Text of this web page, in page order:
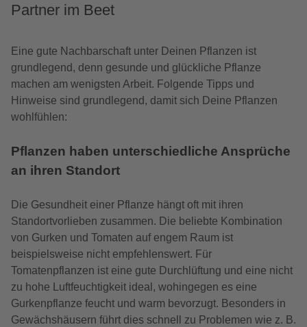
Partner im Beet
Eine gute Nachbarschaft unter Deinen Pflanzen ist
grundlegend, denn gesunde und glückliche Pflanze
machen am wenigsten Arbeit. Folgende Tipps und
Hinweise sind grundlegend, damit sich Deine Pflanzen
wohlfühlen:
Pflanzen haben unterschiedliche Ansprüche
an ihren Standort
Die Gesundheit einer Pflanze hängt oft mit ihren
Standortvorlieben zusammen. Die beliebte Kombination
von Gurken und Tomaten auf engem Raum ist
beispielsweise nicht empfehlenswert. Für
Tomatenpflanzen ist eine gute Durchlüftung und eine nicht
zu hohe Luftfeuchtigkeit ideal, wohingegen es eine
Gurkenpflanze feucht und warm bevorzugt. Besonders in
Gewächshäusern führt dies schnell zu Problemen wie z. B.